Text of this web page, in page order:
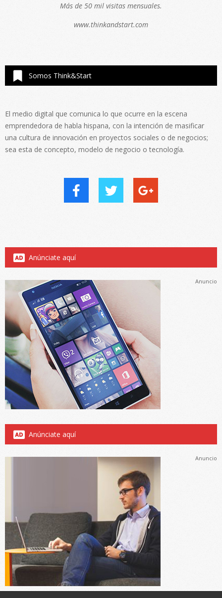
Más de 50 mil visitas mensuales.
www.thinkandstart.com
Somos Think&Start
El medio digital que comunica lo que ocurre en la escena
emprendedora de habla hispana, con la intención de masificar
una cultura de innovación en proyectos sociales o de negocios;
sea esta de concepto, modelo de negocio o tecnología.
Anúnciate aquí
Anuncio
Anúnciate aquí
Anuncio